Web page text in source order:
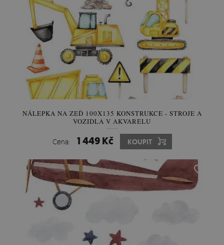
NÁLEPKA NA ZEĎ 100X135 KONSTRUKCE - STROJE A
VOZIDLA V AKVARELU
Cena: 1 449 Kč KOUPIT